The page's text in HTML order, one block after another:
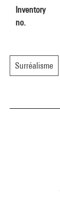
Inventory
no.
Surréalisme